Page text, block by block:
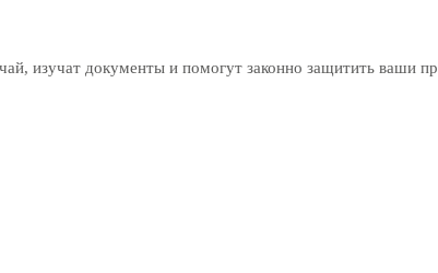
изучат документы и помогут законно защитить ваши